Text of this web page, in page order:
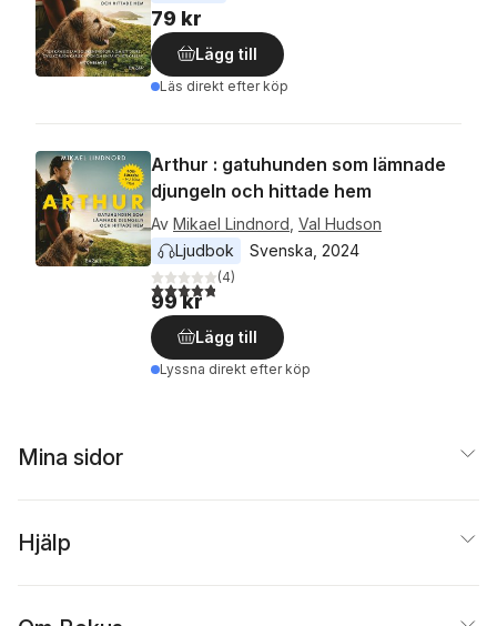
79 kr
Lägg till
Läs direkt efter köp
Arthur : gatuhunden som lämnade
djungeln och hittade hem
Av Mikael Lindnord Val Hudson
Ljudbok
Svenska 2024
4,8utav 5 stjärnor. Totalt antal röster:
(4)
99 kr
Lägg till
Lyssna direkt efter köp
Mina sidor
Hjälp